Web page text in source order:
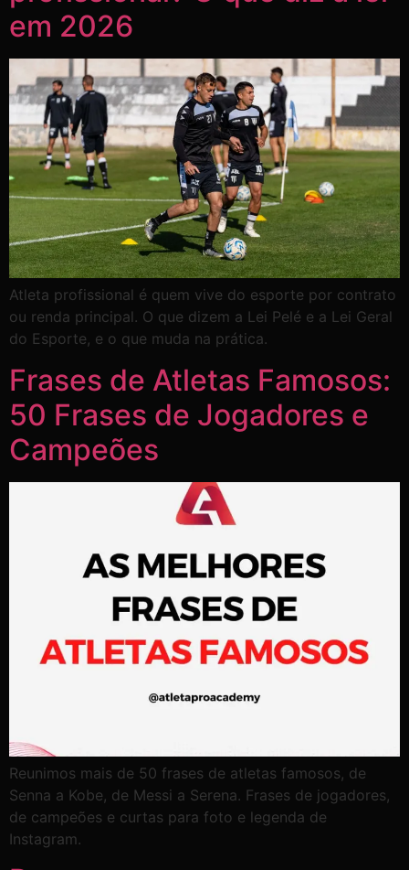
em 2026
Atleta profissional é quem vive do esporte por contrato
ou renda principal. O que dizem a Lei Pelé e a Lei Geral
do Esporte, e o que muda na prática.
Frases de Atletas Famosos:
50 Frases de Jogadores e
Campeões
Reunimos mais de 50 frases de atletas famosos, de
Senna a Kobe, de Messi a Serena. Frases de jogadores,
de campeões e curtas para foto e legenda de
Instagram.